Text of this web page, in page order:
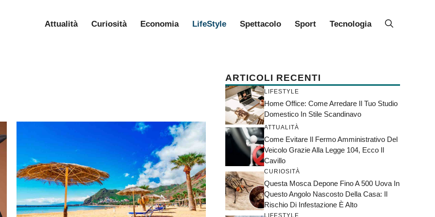
Attualità Curiosità Economia LifeStyle Spettacolo Sport Tecnologia
ARTICOLI RECENTI
LIFESTYLE
Home Office: Come Arredare Il Tuo Studio
Domestico In Stile Scandinavo
ATTUALITÀ
Come Evitare Il Fermo Amministrativo Del
Veicolo Grazie Alla Legge 104, Ecco Il
Cavillo
CURIOSITÀ
Questa Mosca Depone Fino A 500 Uova In
Questo Angolo Nascosto Della Casa: Il
Rischio Di Infestazione È Alto
LIFESTYLE